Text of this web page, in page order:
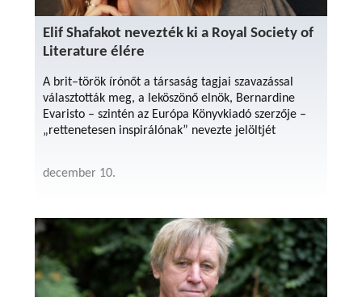
Elif Shafakot nevezték ki a Royal Society of
Literature élére
A brit–török ​​írónőt a társaság tagjai szavazással
választották meg, a leköszönő elnök, Bernardine
Evaristo – szintén az Európa Könyvkiadó szerzője –
„rettenetesen inspirálónak” nevezte jelöltjét
december 10.